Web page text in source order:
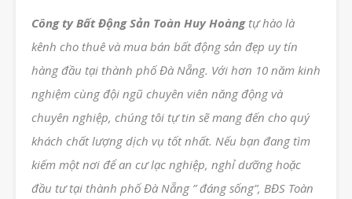
Công ty Bất Động Sản Toàn Huy Hoàngtự hào là
kênh cho thuê và mua bán bất động sản đẹp uy tín
hàng đầu tại thành phố Đà Nẵng. Với hơn 10 năm kinh
nghiệm cùng đội ngũ chuyên viên năng động và
chuyên nghiệp, chúng tôi tự tin sẽ mang đến cho quý
khách chất lượng dịch vụ tốt nhất. Nếu bạn đang tìm
kiếm một nơi để an cư lạc nghiệp, nghỉ dưỡng hoặc
đầu tư tại thành phố Đà Nẵng ” đáng sống”, BĐS Toàn